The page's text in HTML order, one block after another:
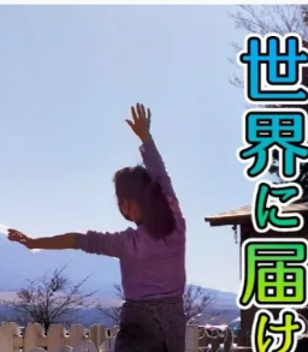
ゲーム・サービス開発
書籍・雑誌出版
チャレンジ